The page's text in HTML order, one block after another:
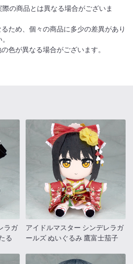
の商品とは異なる場合がございま
ため、個々の商品に多少の差異があり
色が異なる場合がございます。
ラガ
る
アイドルマスター シンデレラガ
ールズ ぬいぐるみ 鷹富士茄子